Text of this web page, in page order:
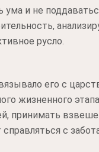
ума и не
русло.
его с
жизненного
принимать
с